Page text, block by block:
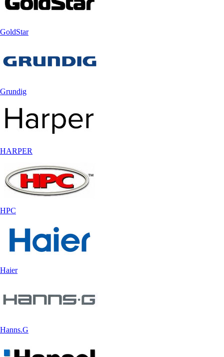
GoldStar
Grundig
HARPER
HPC
Haier
Hanns.G